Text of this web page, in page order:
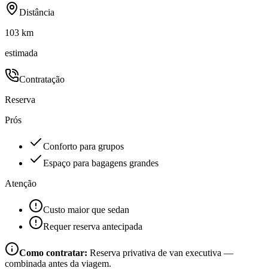
Distância
103 km
estimada
Contratação
Reserva
Prós
Conforto para grupos
Espaço para bagagens grandes
Atenção
Custo maior que sedan
Requer reserva antecipada
Como contratar: Reserva privativa de van executiva —
combinada antes da viagem.